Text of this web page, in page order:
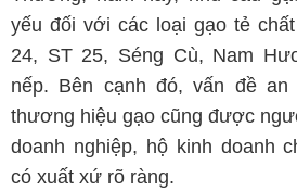
yếu đối với các loại gạo tẻ
24, ST 25, Séng Cù, Nam
nếp. Bên cạnh đó, vấn đề
thương hiệu gạo cũng được
doanh nghiệp, hộ kinh doanh
có xuất xứ rõ ràng.